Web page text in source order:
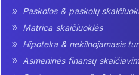
Paskolos & paskolų
Matrica skaičiuoklės
Hipoteka & nekilnojamasis
Asmeninės finansų